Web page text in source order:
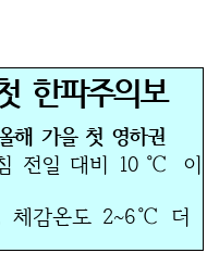
한파주의보
해 가을 첫 영하권
전일 대비 10℃
이
체감온도 2~6℃ 더